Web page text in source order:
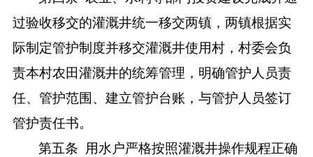
过验收移交的灌溉井统一移交两镇，两镇根据实
际制定管护制度并移交灌溉井使用村，村委会负
责本村农田灌溉井的统筹管理，明确管护人员责
任、管护范围、建立管护台账，与管护人员签订
管护责任书。
第五条
用水户严格按照灌溉井操作规程正确